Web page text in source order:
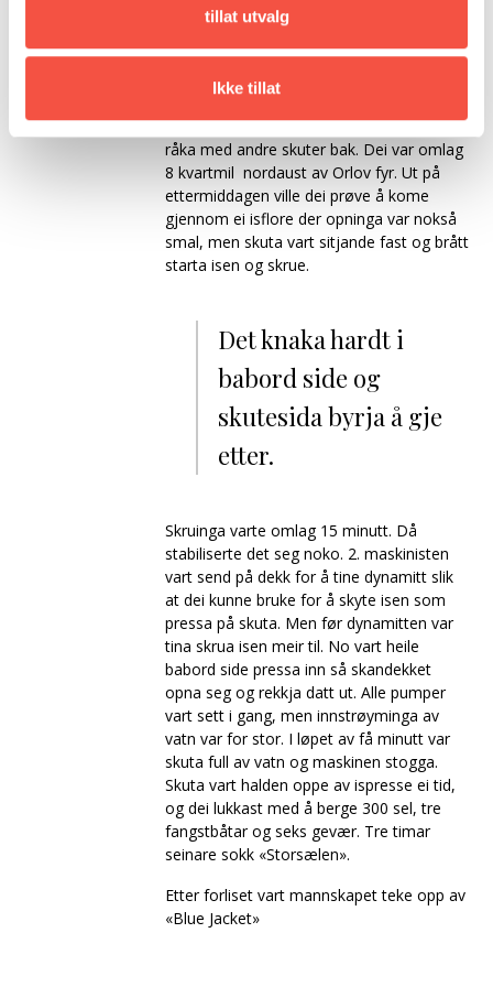
tillat utvalg
Ikke tillat
Forliste i Kvitsjøen 3. april 1928
Utfyllande
3. april 1928 hadde «Storsælen» fanga ei
tid, og dei hadde inne 6070 sel. Men dei
dei større skutene og gjekk såleis i front i
råka med andre skuter bak. Dei var omlag
8 kvartmil nordaust av Orlov fyr. Ut på
ettermiddagen ville dei prøve å kome
gjennom ei isflore der opninga var nokså
smal, men skuta vart sitjande fast og brått
starta isen og skrue.
Det knaka hardt i
babord side og
skutesida byrja å gje
etter.
Skruinga varte omlag 15 minutt. Då
stabiliserte det seg noko. 2. maskinisten
vart send på dekk for å tine dynamitt slik
at dei kunne bruke for å skyte isen som
pressa på skuta. Men før dynamitten var
tina skrua isen meir til. No vart heile
babord side pressa inn så skandekket
opna seg og rekkja datt ut. Alle pumper
vart sett i gang, men innstrøyminga av
vatn var for stor. I løpet av få minutt var
skuta full av vatn og maskinen stogga.
Skuta vart halden oppe av ispresse ei tid,
og dei lukkast med å berge 300 sel, tre
fangstbåtar og seks gevær. Tre timar
seinare sokk «Storsælen».
Etter forliset vart mannskapet teke opp av
«Blue Jacket»